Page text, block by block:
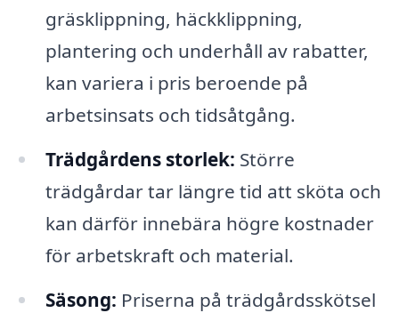
gräsklippning, häckklippning,
plantering och underhåll av rabatter,
kan variera i pris beroende på
arbetsinsats och tidsåtgång.
Trädgårdens storlek: Större
trädgårdar tar längre tid att sköta och
kan därför innebära högre kostnader
för arbetskraft och material.
Säsong: Priserna på trädgårdsskötsel